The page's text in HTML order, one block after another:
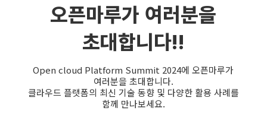
오픈마루가 여러분을
초대합니다!!
Open cloud Platform Summit 2024에 오픈마루가
여러분을 초대합니다.
클라우드 플랫폼의 최신 기술 동향 및 다양한 활용 사례를
함께 만나보세요.